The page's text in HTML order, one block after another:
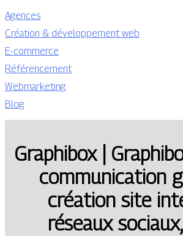
Agences
Création & développement web
E-commerce
Référencement
Webmarketing
Blog
Graphibox |
com­munica­tion
création site
réseaux